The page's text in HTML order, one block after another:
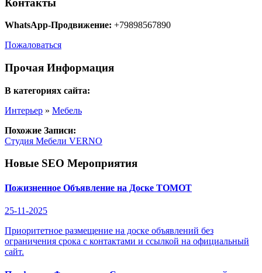
WhatsApp-Продвижение: +79898567890
Пожаловаться
Прочая Информация
В категориях сайта:
Интерьер » Мебель
Похожие Записи:
Студия Мебели VERNO
Новые SEO Мероприятия
Пожизненное Объявление на Доске ТОМОТ
25-11-2025
Приоритетное размещение на доске объявлений без
ограничения срока с контактами и ссылкой на официальный
сайт.